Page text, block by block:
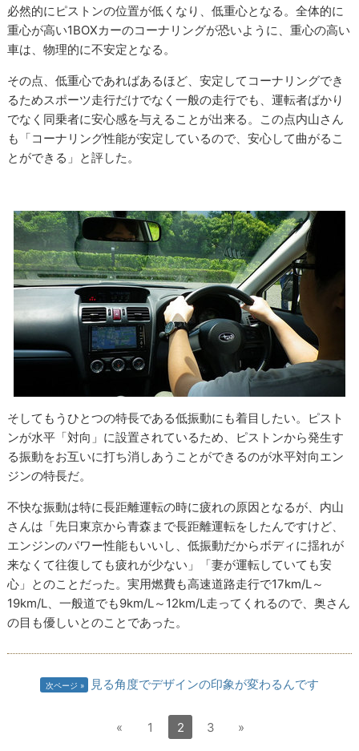
必然的にピストンの位置が低くなり、低重心となる。全体的に
重心が高い1BOXカーのコーナリングが恐いように、重心の高い
車は、物理的に不安定となる。
その点、低重心であればあるほど、安定してコーナリングでき
るためスポーツ走行だけでなく一般の走行でも、運転者ばかり
でなく同乗者に安心感を与えることが出来る。この点内山さん
も「コーナリング性能が安定しているので、安心して曲がるこ
とができる」と評した。
そしてもうひとつの特長である低振動にも着目したい。ピスト
ンが水平「対向」に設置されているため、ピストンから発生す
る振動をお互いに打ち消しあうことができるのが水平対向エン
ジンの特長だ。
不快な振動は特に長距離運転の時に疲れの原因となるが、内山
さんは「先日東京から青森まで長距離運転をしたんですけど、
エンジンのパワー性能もいいし、低振動だからボディに揺れが
来なくて往復しても疲れが少ない」「妻が運転していても安
心」とのことだった。実用燃費も高速道路走行で17km/L～
19km/L、一般道でも9km/L～12km/L走ってくれるので、奥さん
の目も優しいとのことであった。
次ページ 見る角度でデザインの印象が変わるんです
« 1 2 3 »